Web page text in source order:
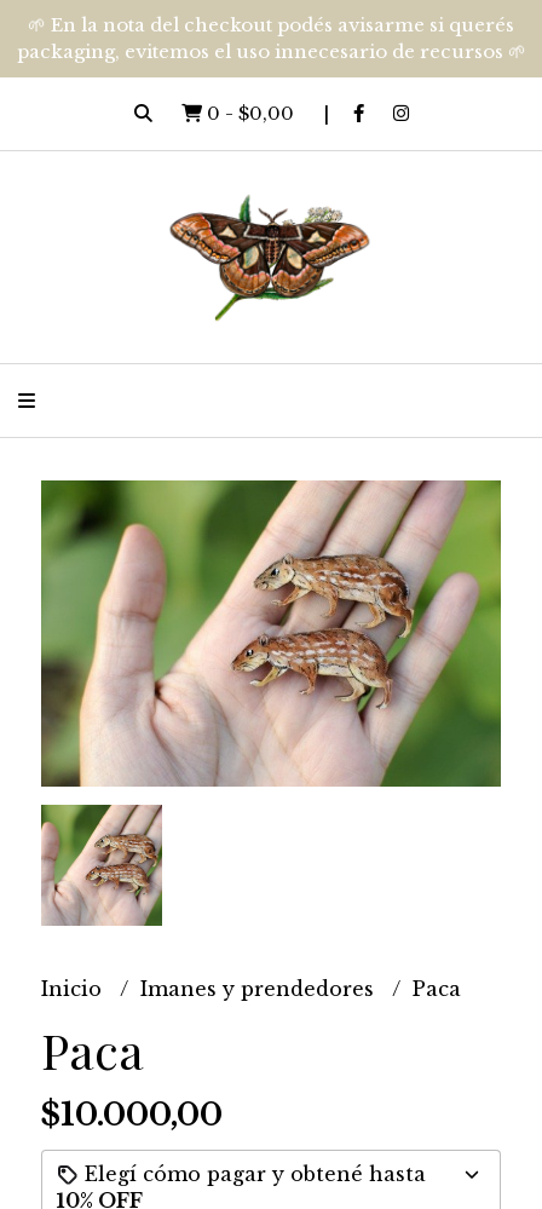
🌱 En la nota del checkout podés avisarme si querés
packaging, evitemos el uso innecesario de recursos 🌱
0 - $0,00
Inicio Imanes y prendedores Paca
Paca
$10.000,00
Elegí cómo pagar y obtené hasta
10% OFF